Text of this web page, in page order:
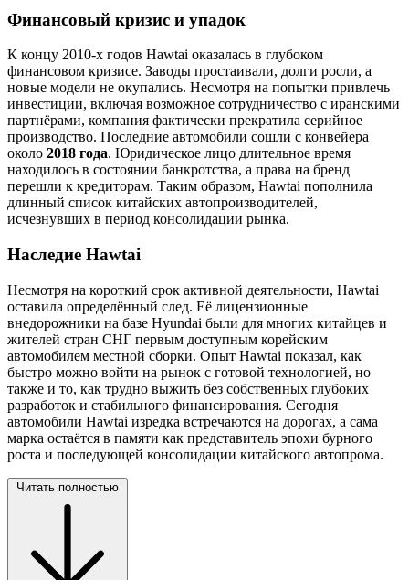
Финансовый кризис и упадок
К концу 2010-х годов Hawtai оказалась в глубоком
финансовом кризисе. Заводы простаивали, долги росли, а
новые модели не окупались. Несмотря на попытки привлечь
инвестиции, включая возможное сотрудничество с иранскими
партнёрами, компания фактически прекратила серийное
производство. Последние автомобили сошли с конвейера
около 2018 года. Юридическое лицо длительное время
находилось в состоянии банкротства, а права на бренд
перешли к кредиторам. Таким образом, Hawtai пополнила
длинный список китайских автопроизводителей,
исчезнувших в период консолидации рынка.
Наследие Hawtai
Несмотря на короткий срок активной деятельности, Hawtai
оставила определённый след. Её лицензионные
внедорожники на базе Hyundai были для многих китайцев и
жителей стран СНГ первым доступным корейским
автомобилем местной сборки. Опыт Hawtai показал, как
быстро можно войти на рынок с готовой технологией, но
также и то, как трудно выжить без собственных глубоких
разработок и стабильного финансирования. Сегодня
автомобили Hawtai изредка встречаются на дорогах, а сама
марка остаётся в памяти как представитель эпохи бурного
роста и последующей консолидации китайского автопрома.
Читать полностью